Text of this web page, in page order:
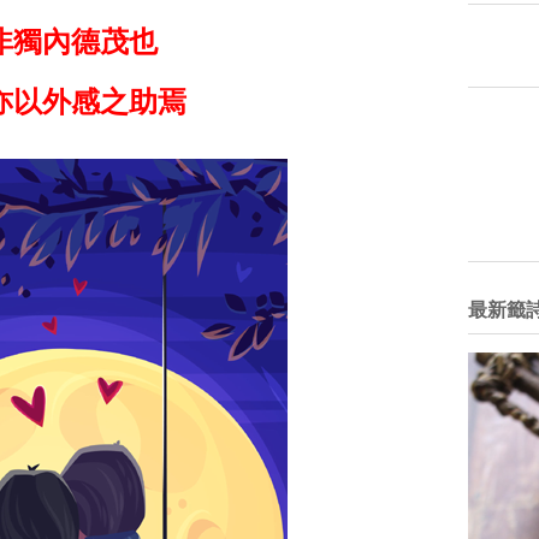
獨內德茂也
以外感之助焉
最新籤